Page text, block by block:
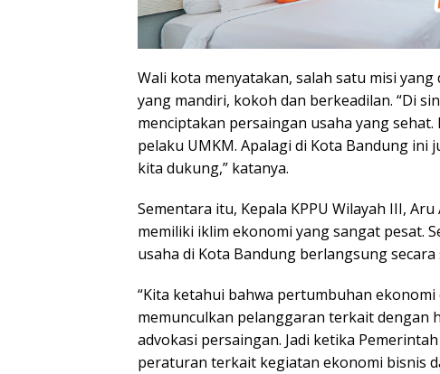
Wali kota menyatakan, salah satu misi
yang mandiri, kokoh dan berkeadilan. “Di
menciptakan persaingan usaha yang
pelaku UMKM. Apalagi di Kota Bandung ini
kita dukung,” katanya.
Sementara itu, Kepala KPPU Wilayah III,
memiliki iklim ekonomi yang sangat pesat.
usaha di Kota Bandung berlangsung secara
“Kita ketahui bahwa pertumbuhan
memunculkan pelanggaran terkait dengan
advokasi persaingan. Jadi ketika
peraturan terkait kegiatan ekonomi bisnis